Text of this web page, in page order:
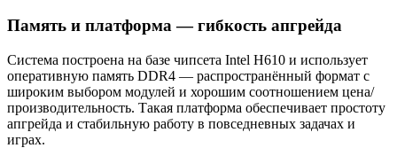
Память и платформа — гибкость апгрейда
Система построена на базе чипсета Intel H610 и использует
оперативную память DDR4 — распространённый формат с
широким выбором модулей и хорошим соотношением цена/
производительность. Такая платформа обеспечивает простоту
апгрейда и стабильную работу в повседневных задачах и
играх.